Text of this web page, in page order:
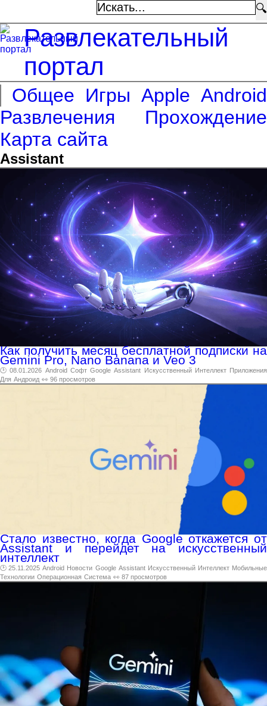
🔍
Развлекательный
портал
Общее Игры Apple Android
Развлечения
Прохождение
Карта сайта
Assistant
Как получить месяц бесплатной подписки на
Gemini Pro, Nano Banana и Veo 3
🕑 08.01.2026 Android Софт Google Assistant Искусственный Интеллект Приложения
Для Андроид 👀 96 просмотров
Стало известно, когда Google откажется от
Assistant и перейдет на искусственный
интеллект
🕑 25.11.2025 Android Новости Google Assistant Искусственный Интеллект Мобильные
Технологии Операционная Система 👀 87 просмотров